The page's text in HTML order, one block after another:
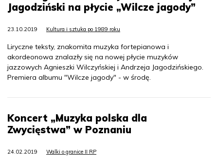
Jagodziński na płycie „Wilcze jagody”
23.10.2019 Kultura i sztuka po 1989 roku
Liryczne teksty, znakomita muzyka fortepianowa i
akordeonowa znalazły się na nowej płycie muzyków
jazzowych Agnieszki Wilczyńskiej i Andrzeja Jagodzińskiego.
Premiera albumu "Wilcze jagody" - w środę.
Koncert „Muzyka polska dla
Zwycięstwa” w Poznaniu
24.02.2019 Walki o granice II RP